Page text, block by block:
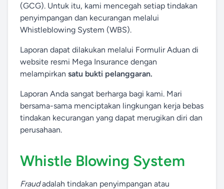
(GCG). Untuk itu, kami mencegah setiap tindakan
penyimpangan dan kecurangan melalui
Whistleblowing System (WBS).
Laporan dapat dilakukan melalui Formulir Aduan di
website resmi Mega Insurance dengan
melampirkan satu bukti pelanggaran.
Laporan Anda sangat berharga bagi kami. Mari
bersama-sama menciptakan lingkungan kerja bebas
tindakan kecurangan yang dapat merugikan diri dan
perusahaan.
Whistle Blowing System
Fraudadalah tindakan penyimpangan atau